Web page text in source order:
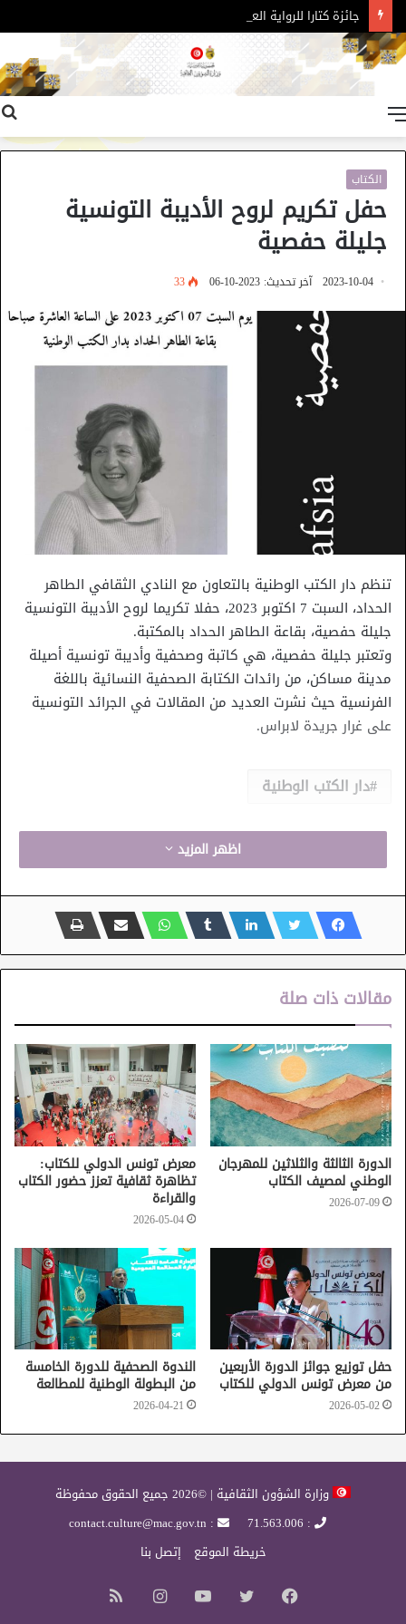
جائزة كتارا للرواية العربية – الدورة 11
الكتاب
حفل تكريم لروح الأديبة التونسية
جليلة حفصية
2023-10-04 آخر تحديث: 2023-10-06 33
تنظم دار الكتب الوطنية بالتعاون مع النادي الثقافي الطاهر
الحداد، السبت 7 اكتوبر 2023، حفلا تكريما لروح الأديبة التونسية
جليلة حفصية، بقاعة الطاهر الحداد بالمكتبة.
وتعتبر جليلة حفصية، هي كاتبة وصحفية وأديبة تونسية أصيلة
مدينة مساكن، من رائدات الكتابة الصحفية النسائية باللغة
الفرنسية حيث نشرت العديد من المقالات في الجرائد التونسية
على غرار جريدة لابراس.
دار الكتب الوطنية
اظهر المزيد
مقالات ذات صلة
الدورة الثالثة والثلاثين للمهرجان
الوطني لمصيف الكتاب
2026-07-09
معرض تونس الدولي للكتاب:
تظاهرة ثقافية تعزز حضور الكتاب
والقراءة
2026-05-04
حفل توزيع جوائز الدورة الأربعين
من معرض تونس الدولي للكتاب
2026-05-02
الندوة الصحفية للدورة الخامسة
من البطولة الوطنية للمطالعة
2026-04-21
وزارة الشؤون الثقافية | ©2026 جميع الحقوق محفوظة
: 71.563.006
: contact.culture@mac.gov.tn
خريطة الموقع
إتصل بنا
فيسبوك تويتر يوتيوب انستقرام